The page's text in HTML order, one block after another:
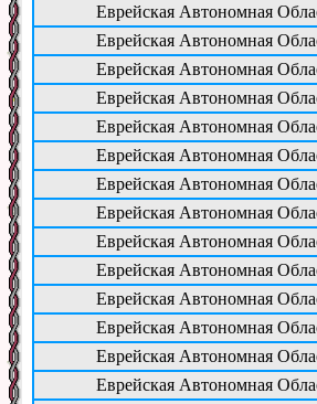
Еврейская Автономная
Еврейская Автономная
Еврейская Автономная
Еврейская Автономная
Еврейская Автономная
Еврейская Автономная
Еврейская Автономная
Еврейская Автономная
Еврейская Автономная
Еврейская Автономная
Еврейская Автономная
Еврейская Автономная
Еврейская Автономная
Еврейская Автономная